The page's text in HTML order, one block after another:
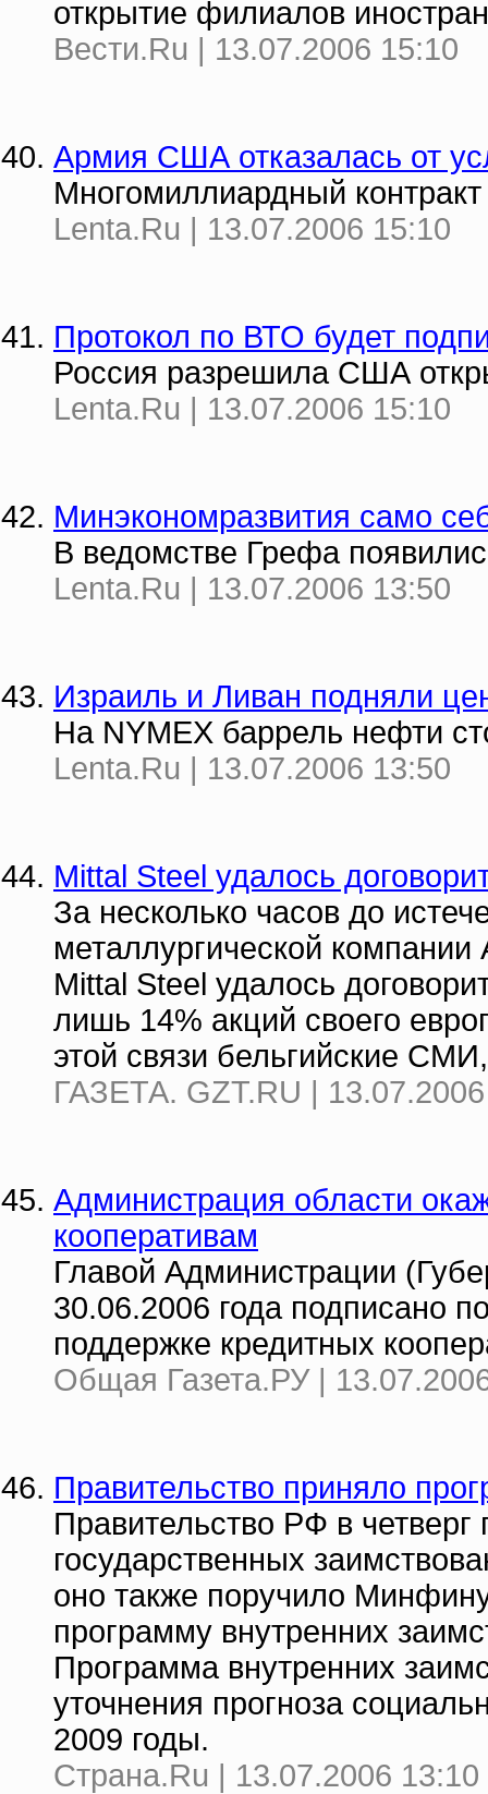
открытие филиалов
Вести.Ru | 13.07.2006 15:10
Армия США отказалась от
Многомиллиардный
Lenta.Ru | 13.07.2006 15:10
Протокол по ВТО будет
Россия разрешила США
Lenta.Ru | 13.07.2006 15:10
Минэкономразвития само
В ведомстве Грефа
Lenta.Ru | 13.07.2006 13:50
Израиль и Ливан подняли
На NYMEX баррель нефти
Lenta.Ru | 13.07.2006 13:50
Mittal Steel удалось
За несколько часов до
металлургической компании
Mittal Steel удалось
лишь 14% акций своего
этой связи бельгийские
ГАЗЕТА. GZT.RU |
Администрация области
кооперативам
Главой Администрации
30.06.2006 года подписано
поддержке кредитных
Общая Газета.РУ |
Правительство приняло
Правительство РФ в
государственных
оно также поручило
программу внутренних
Программа внутренних
уточнения прогноза
2009 годы.
Страна.Ru | 13.07.2006 13:10